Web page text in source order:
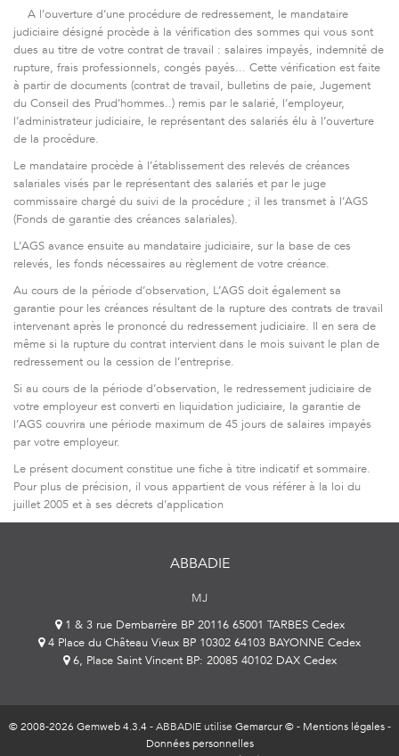
A l’ouverture d’une procédure de redressement, le mandataire
judiciaire désigné procède à la vérification des sommes qui vous sont
dues au titre de votre contrat de travail : salaires impayés, indemnité de
rupture, frais professionnels, congés payés... Cette vérification est faite
à partir de documents (contrat de travail, bulletins de paie, Jugement
du Conseil des Prud’hommes..) remis par le salarié, l’employeur,
l’administrateur judiciaire, le représentant des salariés élu à l’ouverture
de la procédure.
Le mandataire procède à l’établissement des relevés de créances
salariales visés par le représentant des salariés et par le juge
commissaire chargé du suivi de la procédure ; il les transmet à l’AGS
(Fonds de garantie des créances salariales).
L’AGS avance ensuite au mandataire judiciaire, sur la base de ces
relevés, les fonds nécessaires au règlement de votre créance.
Au cours de la période d’observation, L’AGS doit également sa
garantie pour les créances résultant de la rupture des contrats de travail
intervenant après le prononcé du redressement judiciaire. Il en sera de
même si la rupture du contrat intervient dans le mois suivant le plan de
redressement ou la cession de l’entreprise.
Si au cours de la période d’observation, le redressement judiciaire de
votre employeur est converti en liquidation judiciaire, la garantie de
l’AGS couvrira une période maximum de 45 jours de salaires impayés
par votre employeur.
Le présent document constitue une fiche à titre indicatif et sommaire.
Pour plus de précision, il vous appartient de vous référer à la loi du
juillet 2005 et à ses décrets d’application
ABBADIE
MJ
1 & 3 rue Dembarrère BP 20116 65001 TARBES Cedex
4 Place du Château Vieux BP 10302 64103 BAYONNE Cedex
6, Place Saint Vincent BP: 20085 40102 DAX Cedex
© 2008-2026 Gemweb 4.3.4- ABBADIE utilise Gemarcur ©- Mentions légales-
Données personnelles